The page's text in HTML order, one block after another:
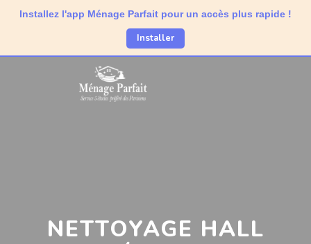
Installez l'app Ménage Parfait pour un accès plus rapide !
Installer
NETTOYAGE HALL